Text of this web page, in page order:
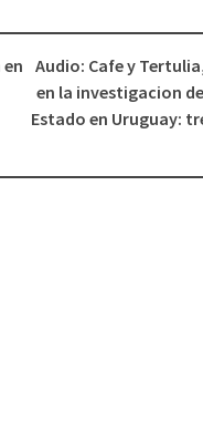
Audio: Cafe y
en la investigacion
Estado en Uruguay: